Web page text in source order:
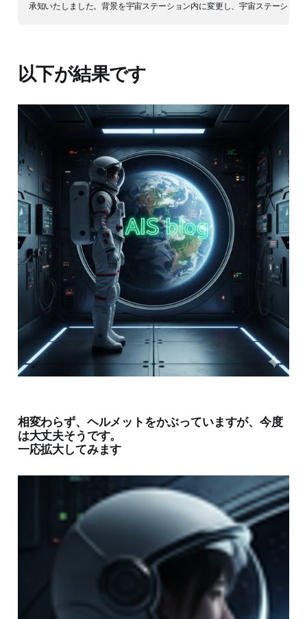
以下が結果です
相変わらず、ヘルメットをかぶっていますが、今度
は大丈夫そうです。
一応拡大してみます